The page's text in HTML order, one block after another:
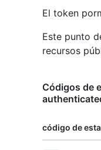
El token
Este punto
recursos
Códigos de
código de